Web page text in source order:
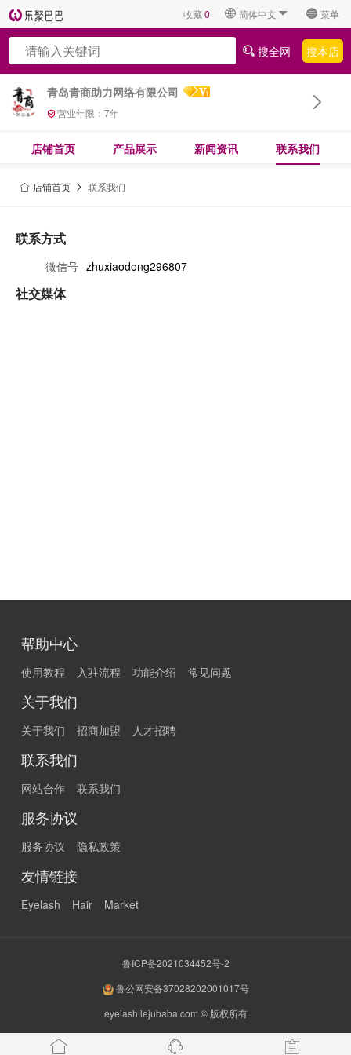
收藏0 简体中文 菜单
青岛青商助力网络有限公司
营业年限： 7年
搜全网 搜本店
店铺首页 产品展示 新闻资讯 联系我们
店铺首页 联系我们
联系方式
微信号 zhuxiaodong296807
社交媒体
帮助中心
使用教程 入驻流程 功能介绍 常见问题
关于我们
关于我们 招商加盟 人才招聘
联系我们
网站合作 联系我们
服务协议
服务协议 隐私政策
友情链接
Eyelash Hair Market
鲁ICP备2021034452号-2
鲁公网安备37028202001017号
eyelash.lejubaba.com © 版权所有